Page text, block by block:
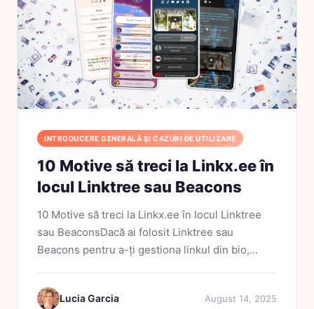
INTRODUCERE GENERALĂ ȘI CAZURI DE UTILIZARE
10 Motive să treci la Linkx.ee în
locul Linktree sau Beacons
10 Motive să treci la Linkx.ee în locul Linktree
sau BeaconsDacă ai folosit Linktree sau
Beacons pentru a-ți gestiona linkul din bio,
lipsa de flexibilitate. Poate un design care nu se
potrivește...
Lucia Garcia August 14, 2025